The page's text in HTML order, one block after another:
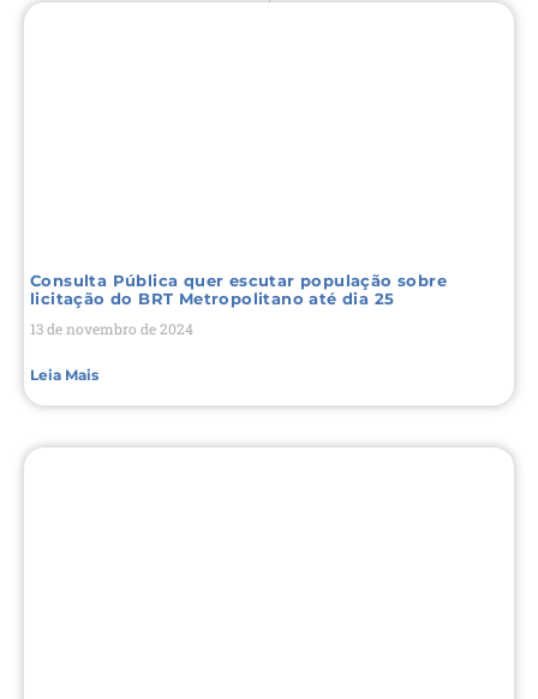
Consulta Pública quer escutar população sobre
licitação do BRT Metropolitano até dia 25
13 de novembro de 2024
Leia Mais